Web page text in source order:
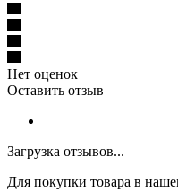
Нет оценок
Оставить отзыв
Загрузка отзывов...
Для покупки товара в